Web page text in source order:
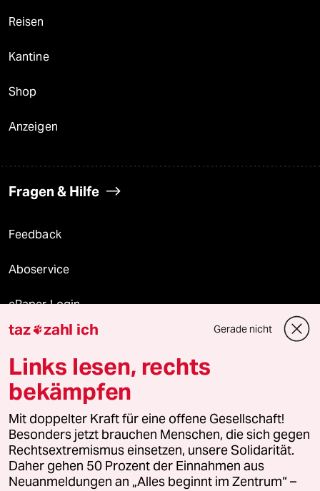
Reisen
Kantine
Shop
Anzeigen
Fragen & Hilfe
Feedback
Aboservice
ePaper Login
Downloads für Abonnierende
© 2026 taz Verlags und Vertriebs GmbH
Alle Rechte vorbehalten. Bei rechtlichen Fragen oder für Genehmigungen
wenden Sie sich bitte an
lizenzen@taz.de
Feedback Redaktionsstatut Kommune-Richtlinien
taz zahl ich Gerade nicht
Links lesen, rechts
bekämpfen
Mit doppelter Kraft für eine offene Gesellschaft!
Besonders jetzt brauchen Menschen, die sich gegen
Rechtsextremismus einsetzen, unsere Solidarität.
Daher gehen 50 Prozent der Einnahmen aus
Neuanmeldungen an „Alles beginnt im Zentrum“ –